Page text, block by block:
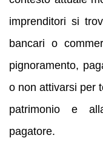
imprenditori si
bancari o
pignoramento,
o non attivarsi per
patrimonio e
pagatore.